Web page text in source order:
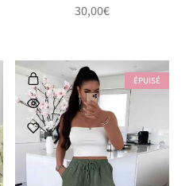
30,00€
ÉPUISÉ